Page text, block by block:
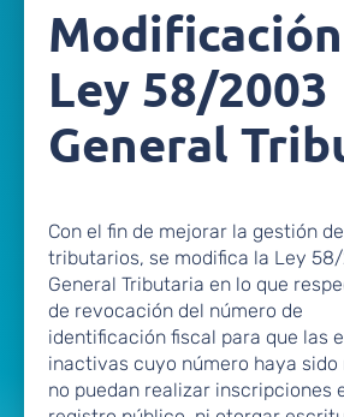
Ley 58/2003
General
Con el fin de mejorar la gestión
tributarios, se modifica la Ley
General Tributaria en lo que
de revocación del número de
identificación fiscal para que las
inactivas cuyo número haya sido
no puedan realizar inscripciones